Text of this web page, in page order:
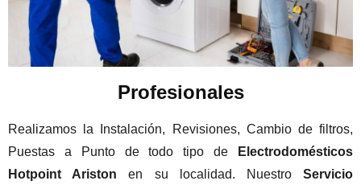
Profesionales
Realizamos la Instalación, Revisiones, Cambio de filtros,
Puestas a Punto de todo tipo de
Electrodomésticos
Hotpoint Aristonen su localidad. NuestroServicio